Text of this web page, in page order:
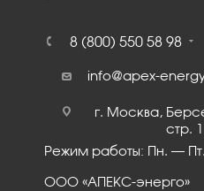
8 (800) 550 58 98
info@apex-
г. Москва,
стр.
Режим работы: Пн. –
ООО «АПЕКС-энерго»